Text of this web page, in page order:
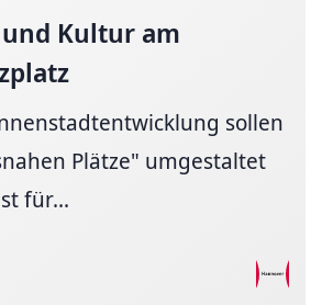
Kultur am
sollen
Plätze" umgestaltet
für...